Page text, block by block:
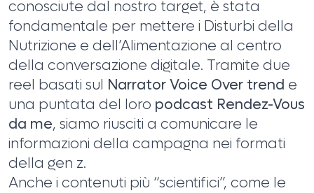
conosciute dal nostro target, è stata
fondamentale per mettere i Disturbi della
Nutrizione e dell’Alimentazione al centro
della conversazione digitale. Tramite due
reel basati sul Narrator Voice Over trend e
una puntata del loro podcast Rendez-Vous
da me, siamo riusciti a comunicare le
informazioni della campagna nei formati
della gen z.
Anche i contenuti più “scientifici”, come le